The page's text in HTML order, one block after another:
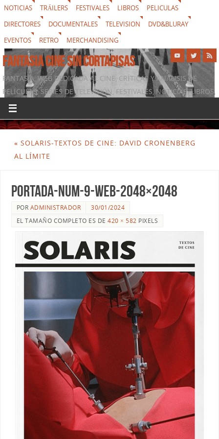
NOTICIAS TRÁILERS FESTIVALES LIBROS
PELICULAS
DIRECTORES
DOCUMENTALES TELEVISION
DVD&BLURAY
EVENTOS
RETRO MERCHANDISING
FANTASIA CINE SIN CORTAPISAS
FANTASIA, WEB DEDICADA AL CINE, CRÍTICAS Y ANÁLISIS DE
PELÍCULAS, SERIES DE TELEVISIÓN, FESTIVALES, NOTICIAS, LIBROS,
DVD & BLURAY, MERCHANDISING Y TODO LO QUE RODEA AL
SÉPTIMO ARTE
« SOLARIS-TEXTOS DE CINE: DAVID CRONENBERG
AL LÍMITE
portada-num-9-web-2048×2048
POR ADMINISTRADOR
30/01/2024
EL TAMAÑO COMPLETO ES DE420 × 582 PIXELS